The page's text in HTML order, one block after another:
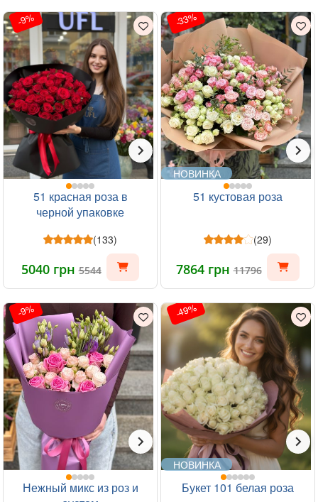
-9%
51 красная роза в
черной упаковке
(133)
5040 грн5544
-33%
НОВИНКА
51 кустовая роза
(29)
7864 грн11796
-9%
Нежный микс из роз и
-49%
НОВИНКА
Букет 101 белая роза